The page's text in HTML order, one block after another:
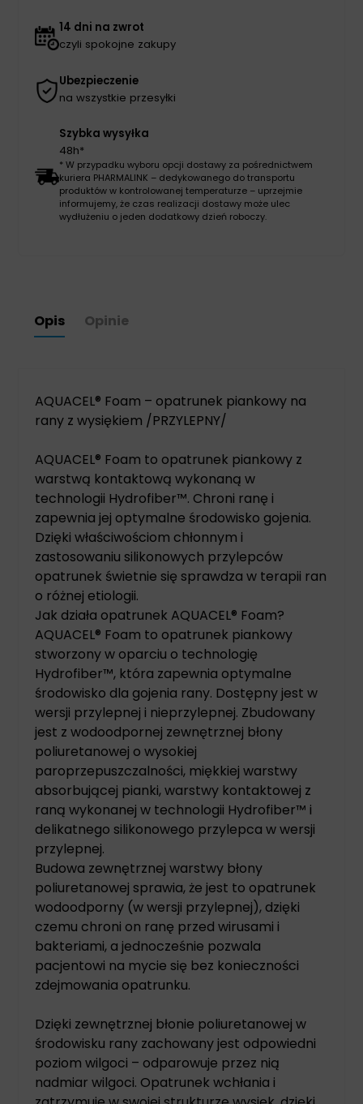
14 dni na zwrot
czyli spokojne zakupy
Ubezpieczenie
na wszystkie przesyłki
Szybka wysyłka
48h*
* W przypadku wyboru opcji dostawy za pośrednictwem
kuriera PHARMALINK – dedykowanego do transportu
produktów w kontrolowanej temperaturze – uprzejmie
informujemy, że czas realizacji dostawy może ulec
wydłużeniu o jeden dodatkowy dzień roboczy.
Opis Opinie
AQUACEL® Foam – opatrunek piankowy na
rany z wysiękiem /PRZYLEPNY/
AQUACEL® Foam to opatrunek piankowy z
warstwą kontaktową wykonaną w
technologii Hydrofiber™. Chroni ranę i
zapewnia jej optymalne środowisko gojenia.
Dzięki właściwościom chłonnym i
zastosowaniu silikonowych przylepców
opatrunek świetnie się sprawdza w terapii ran
o różnej etiologii.
Jak działa opatrunek AQUACEL® Foam?
AQUACEL® Foam to opatrunek piankowy
stworzony w oparciu o technologię
Hydrofiber™, która zapewnia optymalne
środowisko dla gojenia rany. Dostępny jest w
wersji przylepnej i nieprzylepnej. Zbudowany
jest z wodoodpornej zewnętrznej błony
poliuretanowej o wysokiej
paroprzepuszczalności, miękkiej warstwy
absorbującej pianki, warstwy kontaktowej z
raną wykonanej w technologii Hydrofiber™ i
delikatnego silikonowego przylepca w wersji
przylepnej.
Budowa zewnętrznej warstwy błony
poliuretanowej sprawia, że jest to opatrunek
wodoodporny (w wersji przylepnej), dzięki
czemu chroni on ranę przed wirusami i
bakteriami, a jednocześnie pozwala
pacjentowi na mycie się bez konieczności
zdejmowania opatrunku.
Dzięki zewnętrznej błonie poliuretanowej w
środowisku rany zachowany jest odpowiedni
poziom wilgoci – odparowuje przez nią
nadmiar wilgoci. Opatrunek wchłania i